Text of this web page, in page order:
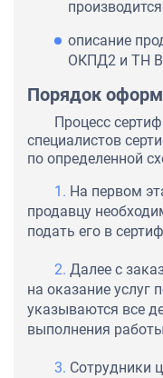
описание
ОКПД2 и ТН
Порядок
Процесс
специалистов
по определенной
На первом
продавцу
подать его в
Далее с
на оказание услуг
указываются все
выполнения
Сотрудники